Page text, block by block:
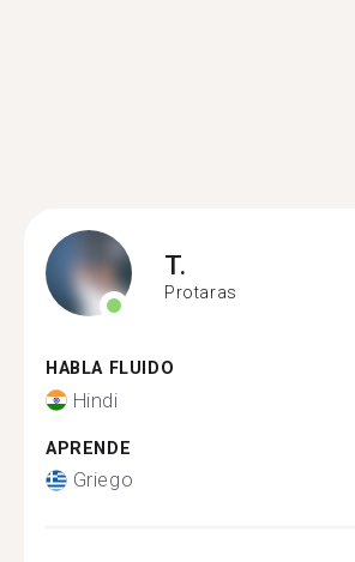
T.
Protaras
HABLA FLUIDO
Hindi
APRENDE
Griego